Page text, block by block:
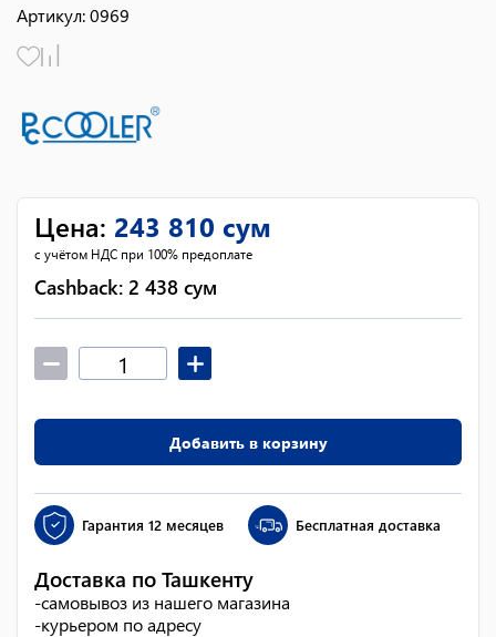
Артикул:0969
Цена: 243 810 сум
с учётом НДС при 100% предоплате
Cashback: 2 438 сум
Добавить в корзину
Гарантия 12 месяцев Бесплатная доставка
Доставка по Ташкенту
-самовывоз из нашего магазина
-курьером по адресу